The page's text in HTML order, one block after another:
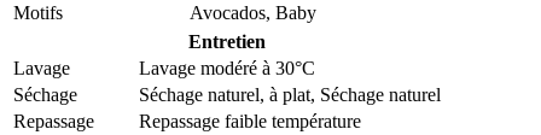
Motifs
Avocados, Baby
Entretien
Lavage
Lavage modéré à 30°C
Séchage
Séchage naturel, à plat, Séchage naturel
Repassage
Repassage faible température